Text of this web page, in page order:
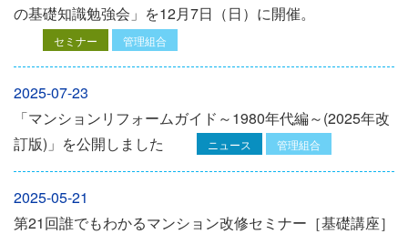
の基礎知識勉強会」を12⽉7⽇（⽇）に開催。
セミナー 管理組合
2025-07-23
「マンションリフォームガイド～1980年代編～(2025年改
訂版)」を公開しました
ニュース 管理組合
2025-05-21
第21回誰でもわかるマンション改修セミナー［基礎講座］